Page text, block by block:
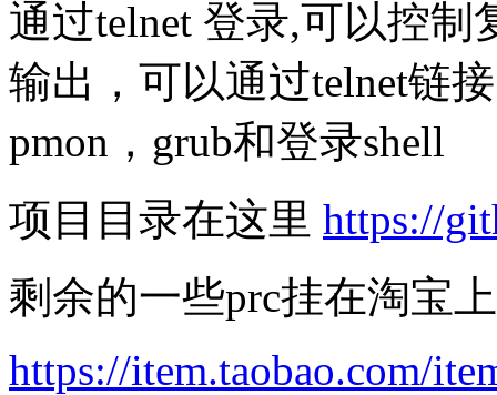
通过telnet 登录,可以控
输出，可以通过telnet链
pmon，grub和登录shell
项目目录在这里 https://
剩余的一些prc挂在淘宝
https://item.taobao.com/